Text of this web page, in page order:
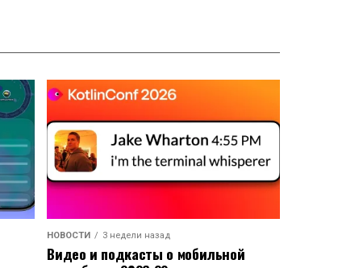
НОВОСТИ 3 недели назад
Видео и подкасты о мобильной